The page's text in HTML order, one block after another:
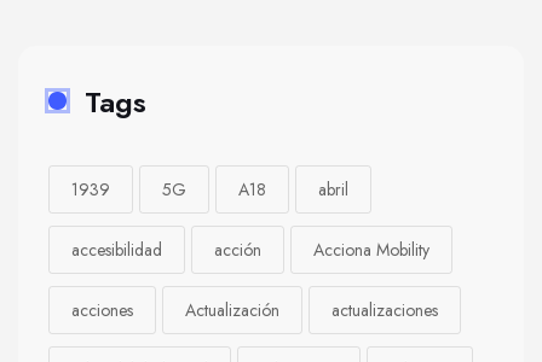
Tags
1939 5G A18 abril
accesibilidad acción Acciona Mobility
acciones Actualización actualizaciones